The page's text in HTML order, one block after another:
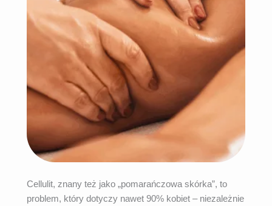
Cellulit, znany też jako „pomarańczowa skórka”, to
problem, który dotyczy nawet 90% kobiet – niezależnie